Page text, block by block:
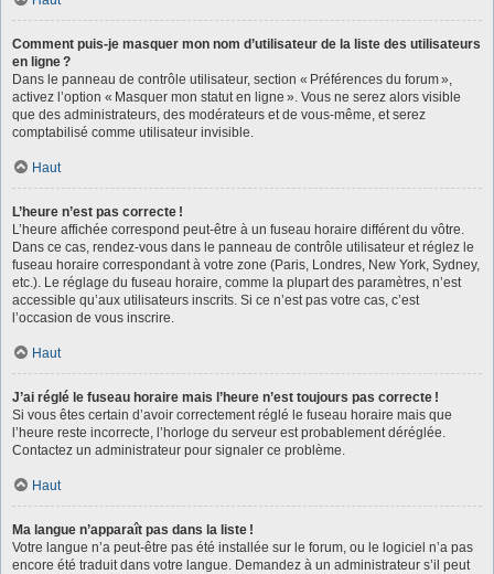
Comment puis-je masquer mon nom d’utilisateur de la liste des utilisateurs
en ligne ?
Dans le panneau de contrôle utilisateur, section « Préférences du forum »,
activez l’option « Masquer mon statut en ligne ». Vous ne serez alors visible
que des administrateurs, des modérateurs et de vous-même, et serez
comptabilisé comme utilisateur invisible.
Haut
L’heure n’est pas correcte !
L’heure affichée correspond peut-être à un fuseau horaire différent du vôtre.
Dans ce cas, rendez-vous dans le panneau de contrôle utilisateur et réglez le
fuseau horaire correspondant à votre zone (Paris, Londres, New York, Sydney,
etc.). Le réglage du fuseau horaire, comme la plupart des paramètres, n’est
accessible qu’aux utilisateurs inscrits. Si ce n’est pas votre cas, c’est
l’occasion de vous inscrire.
Haut
J’ai réglé le fuseau horaire mais l’heure n’est toujours pas correcte !
Si vous êtes certain d’avoir correctement réglé le fuseau horaire mais que
l’heure reste incorrecte, l’horloge du serveur est probablement déréglée.
Contactez un administrateur pour signaler ce problème.
Haut
Ma langue n’apparaît pas dans la liste !
Votre langue n’a peut-être pas été installée sur le forum, ou le logiciel n’a pas
encore été traduit dans votre langue. Demandez à un administrateur s’il peut